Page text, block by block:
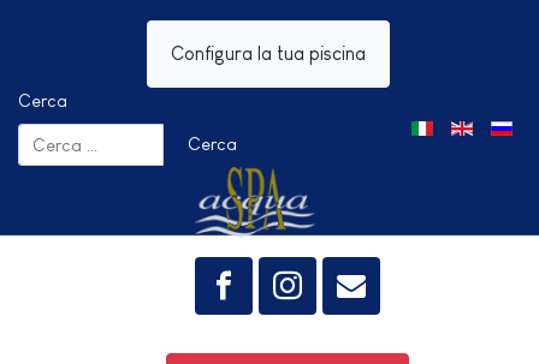
Configura la tua piscina
Cerca
Cerca
Seleziona la tua